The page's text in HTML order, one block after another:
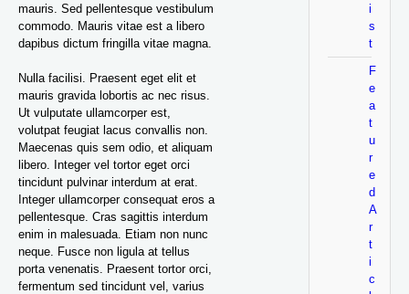
mauris. Sed pellentesque vestibulum
commodo. Mauris vitae est a libero
dapibus dictum fringilla vitae magna.
Nulla facilisi. Praesent eget elit et
mauris gravida lobortis ac nec risus.
Ut vulputate ullamcorper est,
volutpat feugiat lacus convallis non.
Maecenas quis sem odio, et aliquam
libero. Integer vel tortor eget orci
tincidunt pulvinar interdum at erat.
Integer ullamcorper consequat eros a
pellentesque. Cras sagittis interdum
enim in malesuada. Etiam non nunc
neque. Fusce non ligula at tellus
porta venenatis. Praesent tortor orci,
fermentum sed tincidunt vel, varius
i
s
t
F
e
a
t
u
r
e
d
A
r
t
i
c